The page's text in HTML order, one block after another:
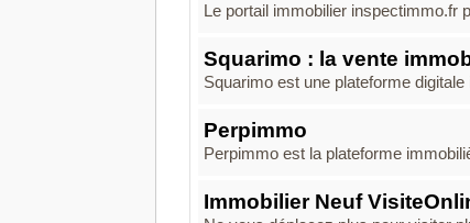
Le portail immobilier inspectimmo.fr
Squarimo : la vente
Squarimo est une plateforme
Perpimmo
Perpimmo est la plateforme
Immobilier Neuf